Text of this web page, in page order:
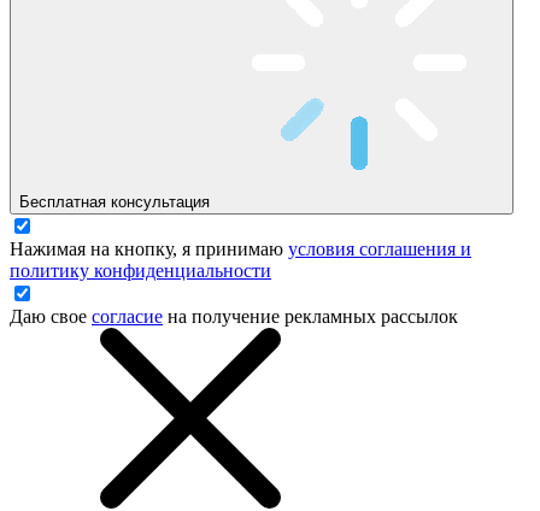
Бесплатная консультация
Нажимая на кнопку, я принимаю условия соглашения и
политику конфиденциальности
Даю свое согласие на получение рекламных рассылок